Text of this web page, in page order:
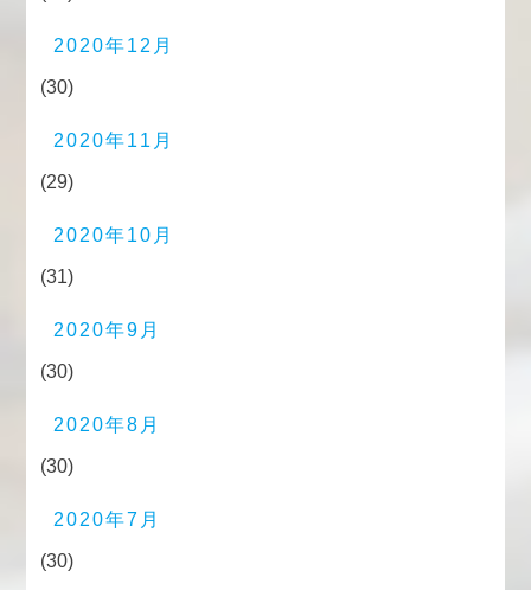
2020年12月
(30)
2020年11月
(29)
2020年10月
(31)
2020年9月
(30)
2020年8月
(30)
2020年7月
(30)